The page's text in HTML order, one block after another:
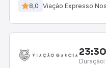
8,0 Viação Expresso
23:30
Duração: